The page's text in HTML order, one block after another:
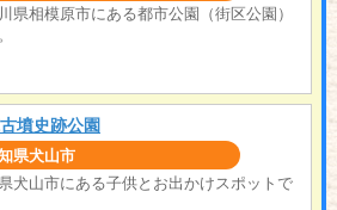
県相模原市にある都市公園（街区公園）
墳史跡公園
県犬山市
犬山市にある子供とお出かけスポットで